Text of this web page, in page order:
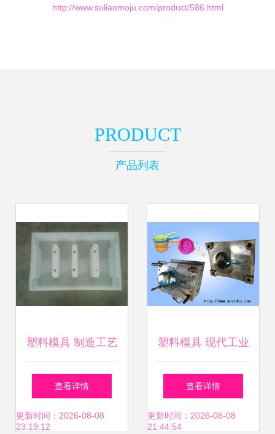
http://www.suliaomoju.com/product/586.html
PRODUCT
产品列表
塑料模具 制造工艺
与产品展示
查看详情
更新时间：2026-08-08
23:19:12
塑料模具 现代工业
的隐形基石
查看详情
更新时间：2026-08-08
21:44:54